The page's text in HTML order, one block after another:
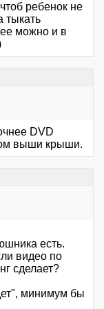
ребенок не
тыкать
ее можно и в
DVD
выши крыши.
есть.
видео по
сделает?
минимум бы